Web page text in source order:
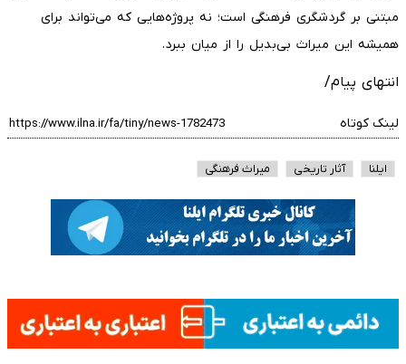
مبتنی بر گردشگری فرهنگی است؛ نه پروژه‌هایی که می‌تواند برای
همیشه این میراث بی‌بدیل را از میان ببرد.
انتهای پیام/
لینک کوتاه
ایلنا آثار تاریخی میراث فرهنگی